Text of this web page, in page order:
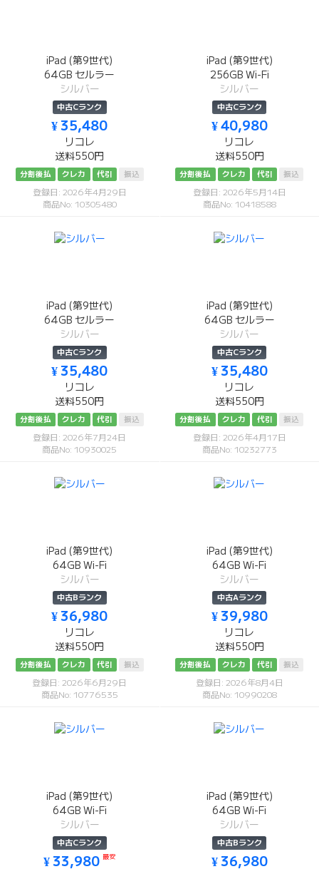
iPad (第9世代)
64GB セルラー
シルバー
中古Cランク
¥ 35,480
リコレ
送料550円
分割後払 クレカ 代引 振込
登録日: 2026年4月29日
商品No: 10305480
iPad (第9世代)
256GB Wi-Fi
シルバー
中古Cランク
¥ 40,980
リコレ
送料550円
分割後払 クレカ 代引 振込
登録日: 2026年5月14日
商品No: 10418588
iPad (第9世代)
64GB セルラー
シルバー
中古Cランク
¥ 35,480
リコレ
送料550円
分割後払 クレカ 代引 振込
登録日: 2026年7月24日
商品No: 10930025
iPad (第9世代)
64GB セルラー
シルバー
中古Cランク
¥ 35,480
リコレ
送料550円
分割後払 クレカ 代引 振込
登録日: 2026年4月17日
商品No: 10232773
iPad (第9世代)
64GB Wi-Fi
シルバー
中古Bランク
¥ 36,980
リコレ
送料550円
分割後払 クレカ 代引 振込
登録日: 2026年6月29日
商品No: 10776535
iPad (第9世代)
64GB Wi-Fi
シルバー
中古Aランク
¥ 39,980
リコレ
送料550円
分割後払 クレカ 代引 振込
登録日: 2026年8月4日
商品No: 10990208
iPad (第9世代)
64GB Wi-Fi
シルバー
中古Cランク
¥ 33,980最安
iPad (第9世代)
64GB Wi-Fi
シルバー
中古Bランク
¥ 36,980